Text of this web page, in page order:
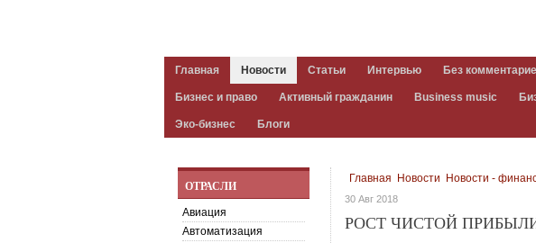
Главная Новости Статьи Интервью Без
Бизнес и право Активный гражданин Business music
Эко-бизнес Блоги
Главная Новости Новости -
30 Авг 2018
РОСТ ЧИСТОЙ
ОТРАСЛИ
Авиация
Автоматизация